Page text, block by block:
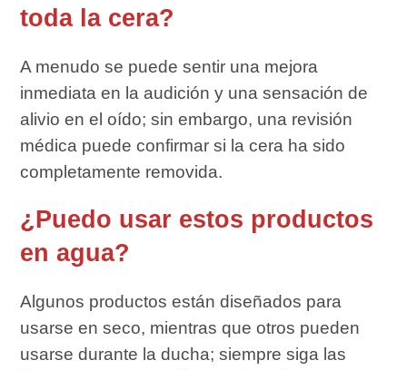
toda la cera?
A menudo se puede sentir una mejora
inmediata en la audición y una sensación de
alivio en el oído; sin embargo, una revisión
médica puede confirmar si la cera ha sido
completamente removida.
¿Puedo usar estos productos
en agua?
Algunos productos están diseñados para
usarse en seco, mientras que otros pueden
usarse durante la ducha; siempre siga las